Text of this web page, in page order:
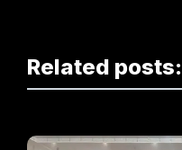
Related posts: